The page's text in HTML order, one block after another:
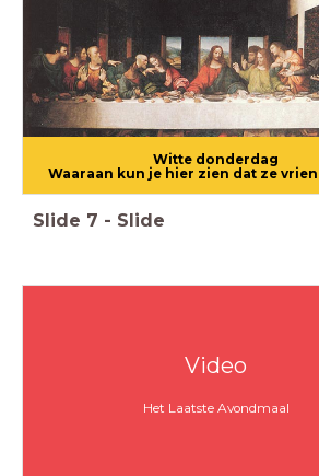
Witte donderdag
Waaraan kun je hier zien dat ze
Slide 7 - Slide
Video
Het Laatste Avondmaal